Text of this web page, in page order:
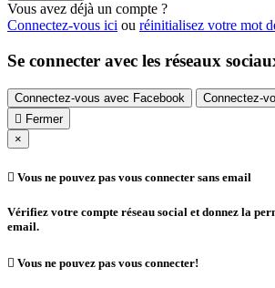
Vous avez déjà un compte ?
Connectez-vous ici ou réinitialisez votre mot
Se connecter avec les réseaux
Connectez-vous avec Facebook
Connectez-
 Fermer
×
 Vous ne pouvez pas vous connecter sans email
Vérifiez votre compte réseau social et donnez la
email.
 Vous ne pouvez pas vous connecter!